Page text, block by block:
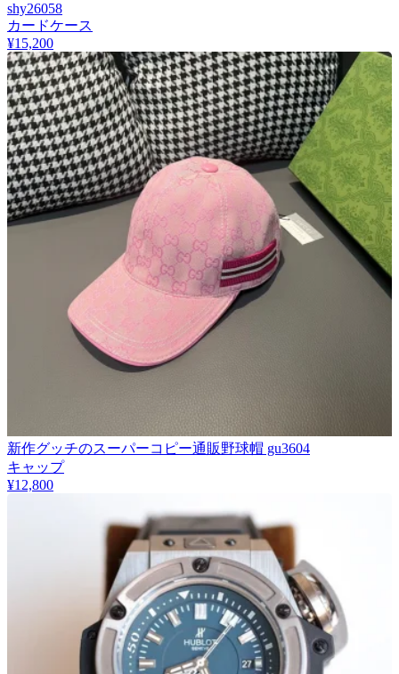
shy26058
カードケース
¥15,200
新作グッチのスーパーコピー通販野球帽 gu3604
キャップ
¥12,800